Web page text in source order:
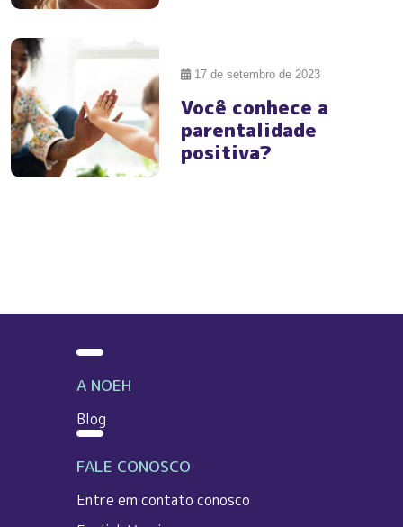
17 de setembro de 2023
Você conhece a
parentalidade
positiva?
A NOEH
Blog
FALE CONOSCO
Entre em contato conosco